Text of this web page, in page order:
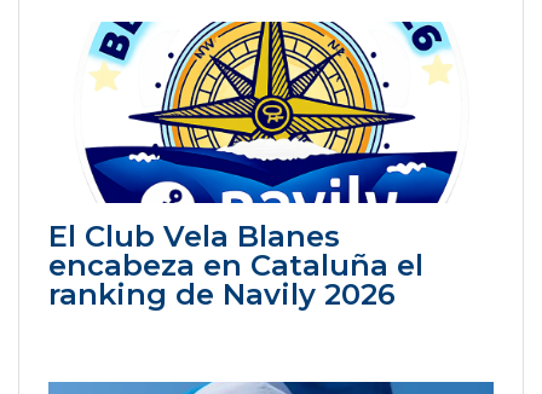
El Club Vela Blanes
encabeza en Cataluña el
ranking de Navily 2026